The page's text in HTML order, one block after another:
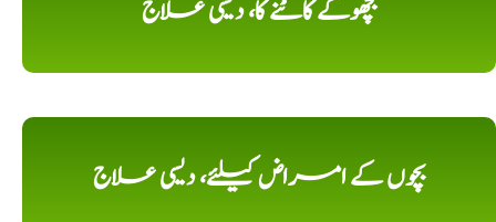
بچھوکے کاٹنے کا، دیسی علاج
بچوں کے امراض کیلئے، دیسی علاج